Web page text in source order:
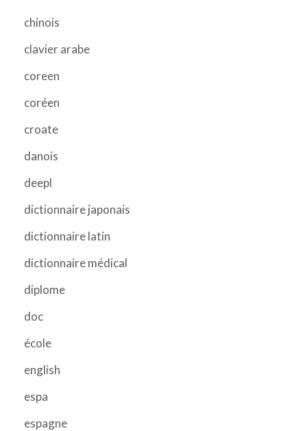
chinois
clavier arabe
coreen
coréen
croate
danois
deepl
dictionnaire japonais
dictionnaire latin
dictionnaire médical
diplome
doc
école
english
espa
espagne